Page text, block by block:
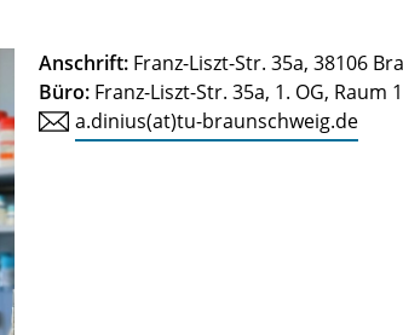
Anschrift: Franz-Liszt-Str. 35a, 38106
Büro: Franz-Liszt-Str. 35a, 1. OG, Raum
a.dinius(at)tu-braunschweig.de